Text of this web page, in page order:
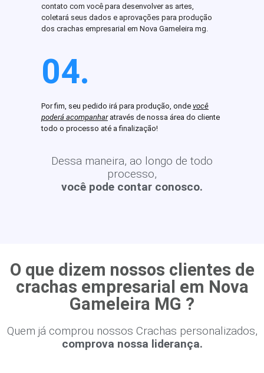
contato com você para desenvolver as artes,
coletará seus dados e aprovações para produção
dos crachas empresarial em Nova Gameleira mg.
04.
Por fim, seu pedido irá para produção, onde você
poderá acompanharatravés de nossa área do cliente
todo o processo até a finalização!
Dessa maneira, ao longo de todo
processo,
você pode contar conosco.
O que dizem nossos clientes de
crachas empresarial em Nova
Gameleira MG ?
Quem já comprou nossos Crachas personalizados,
comprova nossa liderança.